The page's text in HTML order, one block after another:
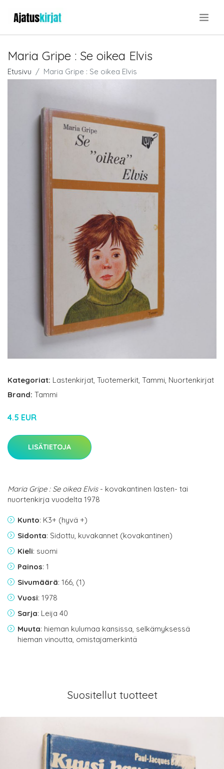
Maria Gripe : Se oikea Elvis
Etusivu Maria Gripe : Se oikea Elvis
Kategoriat: Lastenkirjat, Tuotemerkit, Tammi, Nuortenkirjat
Brand: Tammi
4.5 EUR
LISÄTIETOJA
Maria Gripe : Se oikea Elvis- kovakantinen lasten- tai
nuortenkirja vuodelta 1978
Kunto: K3+ (hyvä +)
Sidonta: Sidottu, kuvakannet (kovakantinen)
Kieli: suomi
Painos: 1
Sivumäärä: 166, (1)
Vuosi: 1978
Sarja: Leija 40
Muuta: hieman kulumaa kansissa, selkämyksessä
hieman vinoutta, omistajamerkintä
Suositellut tuotteet